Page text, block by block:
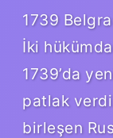
1739
İki
1739’da
patlak
birleşen